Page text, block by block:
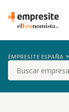
EMPRESITE ESPAÑA
Buscar